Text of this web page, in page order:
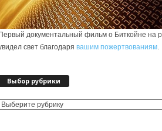
Первый документальный фильм о Биткойне на
свет благодарявашим пожертвованиям.
Выбор рубрики
Выбор